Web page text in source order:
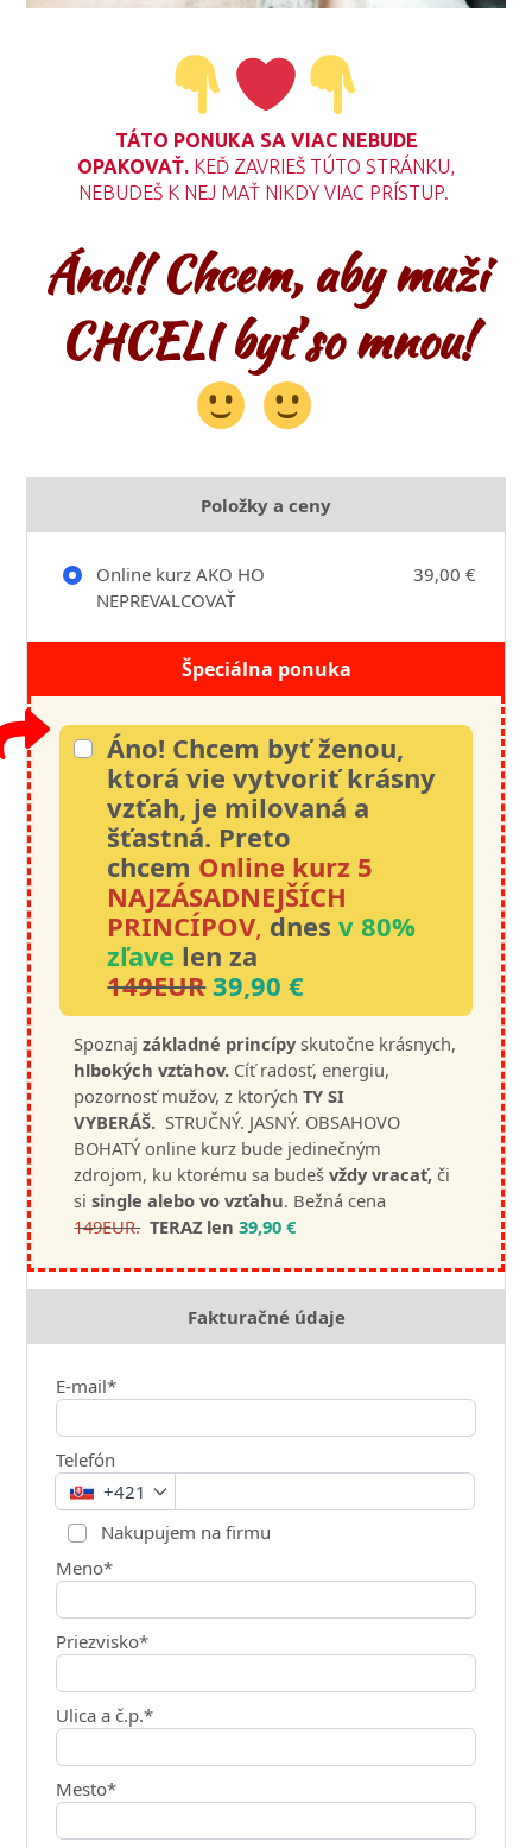
TÁTO PONUKA SA VIAC NEBUDE
OPAKOVAŤ. KEĎ ZAVRIEŠ TÚTO STRÁNKU,
NEBUDEŠ K NEJ MAŤ NIKDY VIAC PRÍSTUP.
Áno!! Chcem, aby muži
CHCELI byť so mnou!
Položky a ceny
Online kurz AKO HO
NEPREVALCOVAŤ
39,00 €
Špeciálna ponuka
Áno! Chcem byť ženou,
ktorá vie vytvoriť krásny
vzťah, je milovaná a
šťastná. Preto
chcem Online kurz 5
NAJZÁSADNEJŠÍCH
PRINCÍPOV, dnesv 80%
zľave len za
149EUR 39,90 €
Spoznajzákladné princípyskutočne krásnych,
hlbokých vzťahov. Cíť radosť, energiu,
pozornosť mužov, z ktorýchTY SI
VYBERÁŠ.STRUČNÝ. JASNÝ. OBSAHOVO
BOHATÝ online kurz bude jedinečným
zdrojom, ku ktorému sa budeš vždy vracať, či
si single alebo vo vzťahu. Bežná cena
149EUR.TERAZ len39,90 €
Fakturačné údaje
E-mail*
Telefón
+421
Nakupujem na firmu
Meno*
Priezvisko*
Ulica a č.p.*
Mesto*